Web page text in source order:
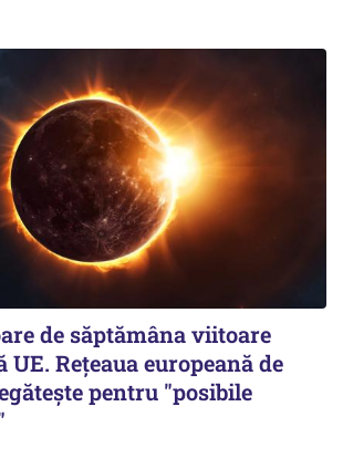
de săptămâna viitoare
Rețeaua europeană de
pentru "posibile